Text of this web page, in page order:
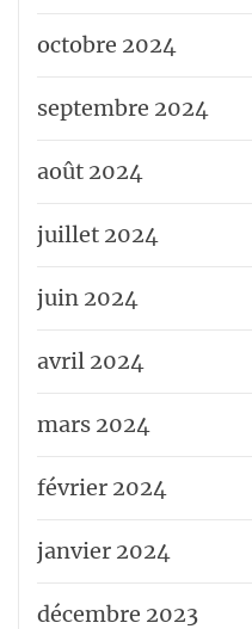
octobre 2024
septembre 2024
août 2024
juillet 2024
juin 2024
avril 2024
mars 2024
février 2024
janvier 2024
décembre 2023